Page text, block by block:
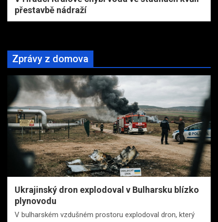
přestavbě nádraží
Zprávy z domova
Ukrajinský dron explodoval v Bulharsku blízko
plynovodu
V bulharském vzdušném prostoru explodoval dron, který